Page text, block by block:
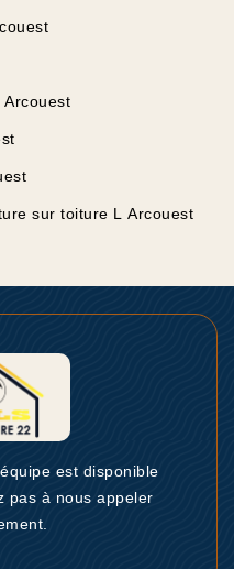
sur toiture L Arcouest
est disponible
pas à nous appeler